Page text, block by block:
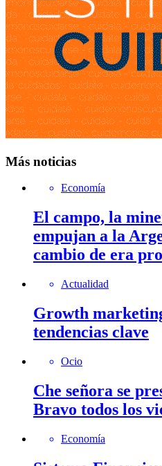
Más noticias
Economía
El campo, la
empujan a la
cambio de era
Actualidad
Growth
tendencias clave
Ocio
Che señora se
Bravo todos los
Economía